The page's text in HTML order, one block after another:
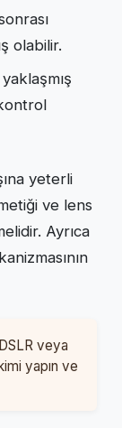
olabilir.
yeterli
ve lens
Ayrıca
veya
yapın ve